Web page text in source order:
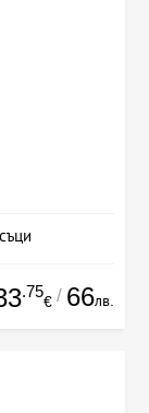
.75
€ / 66лв.